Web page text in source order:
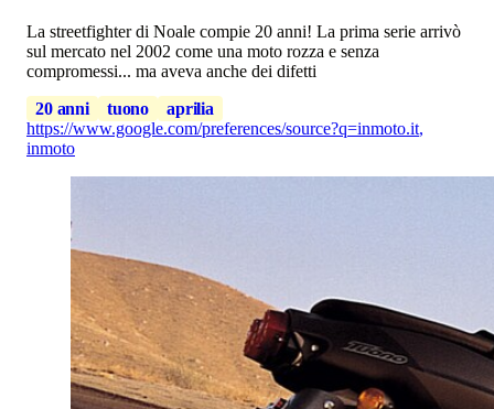
La streetfighter di Noale compie 20 anni! La prima serie arrivò
sul mercato nel 2002 come una moto rozza e senza
compromessi... ma aveva anche dei difetti
20 anni
tuono
aprilia
https://www.google.com/preferences/source?q=inmoto.it,
inmoto